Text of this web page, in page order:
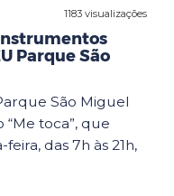
1183 visualizações
Parque São
São Miguel
toca”, que
das 7h às 21h,